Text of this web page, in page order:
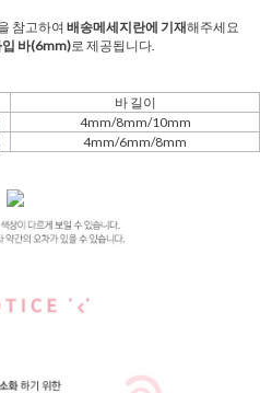
참고하여 배송메세지란에 기재해주세요
바(6mm)로 제공됩니다.
바 길이
4mm/8mm/10mm
4mm/6mm/8mm